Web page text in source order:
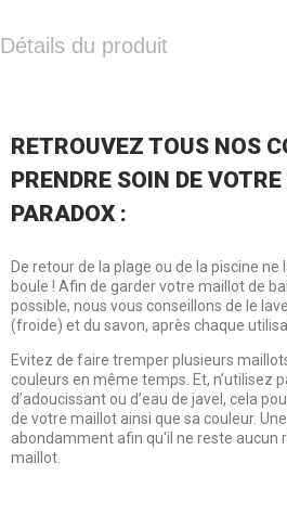
Détails du produit
RETROUVEZ TOUS NOS
PRENDRE SOIN DE
PARADOX :
De retour de la plage ou de la piscine
boule ! Afin de garder votre maillot de
possible, nous vous conseillons de le
(froide) et du savon, après chaque
Evitez de faire tremper plusieurs
couleurs en même temps. Et, n’utilisez
d’adoucissant ou d’eau de javel, cela
de votre maillot ainsi que sa couleur.
abondamment afin qu'il ne reste aucun
maillot.